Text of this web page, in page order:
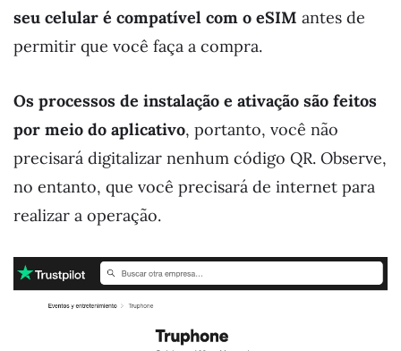
seu celular é compatível com o eSIM antes de
permitir que você faça a compra.
Os processos de instalação e ativação são feitos
por meio do aplicativo, portanto, você não
precisará digitalizar nenhum código QR. Observe,
no entanto, que você precisará de internet para
realizar a operação.